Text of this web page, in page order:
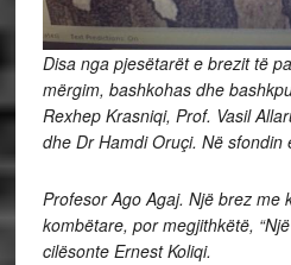
Disa nga pjesëtarët e brezit të
mërgim, bashkohas dhe
Rexhep Krasniqi, Prof. Vasil
dhe Dr Hamdi Oruçi. Në sfondin
Profesor Ago Agaj. Një brez me
kombëtare, por megjithkëtë,
cilësonte Ernest Koliqi.